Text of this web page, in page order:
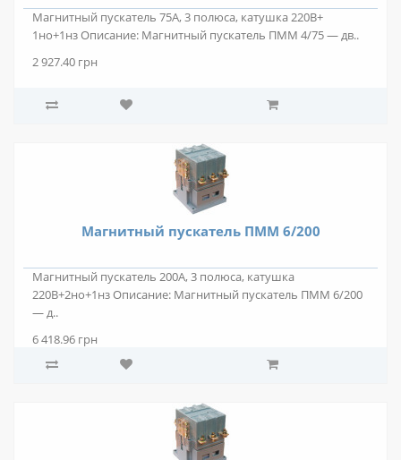
Магнитный пускатель 75А, 3 полюса, катушка 220В+
1но+1нз Описание: Магнитный пускатель ПММ 4/75 — дв..
2 927.40 грн
Магнитный пускатель ПММ 6/200
Магнитный пускатель 200А, 3 полюса, катушка
220В+2но+1нз Описание: Магнитный пускатель ПММ 6/200
— д..
6 418.96 грн